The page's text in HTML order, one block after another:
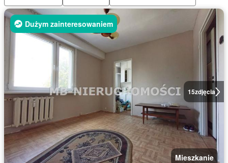
15zdjęcia
Dużym zainteresowaniem
Mieszkanie